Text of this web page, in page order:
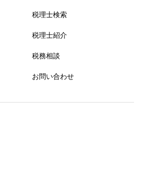
税理士検索
税理士紹介
税務相談
お問い合わせ